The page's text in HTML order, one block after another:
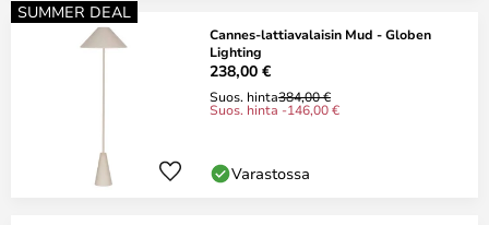
SUMMER DEAL
Cannes-lattiavalaisin Mud - Globen
Lighting
238,00 €
Suos. hinta384,00 €
Suos. hinta -146,00 €
Varastossa